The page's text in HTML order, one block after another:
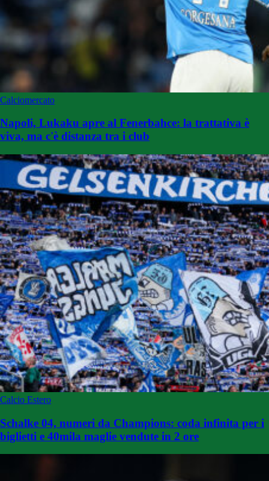
Calciomercato
Napoli, Lukaku apre al Fenerbahce: la trattativa è
viva, ma c'è distanza tra i club
Calcio Estero
Schalke 04, numeri da Champions: coda infinita per i
biglietti e 40mila maglie vendute in 2 ore